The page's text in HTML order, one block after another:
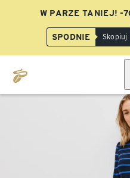
W PARZE TANIEJ! -
SPODNIE Skopiuj